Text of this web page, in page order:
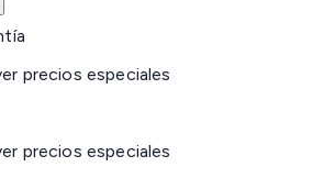
precios especiales
precios especiales